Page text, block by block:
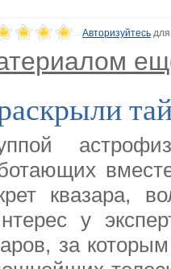
Авторизуйтесьдля
квазара,
у
за